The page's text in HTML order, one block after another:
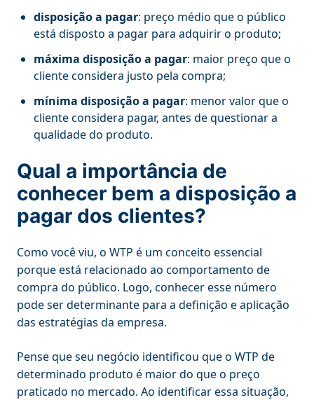
disposição a pagar: preço médio que o público
está disposto a pagar para adquirir o produto;
máxima disposição a pagar: maior preço que o
cliente considera justo pela compra;
mínima disposição a pagar: menor valor que o
cliente considera pagar, antes de questionar a
qualidade do produto.
Qual a importância de
conhecer bem a disposição a
pagar dos clientes?
Como você viu, o WTP é um conceito essencial
porque está relacionado ao comportamento de
compra do público. Logo, conhecer esse número
pode ser determinante para a definição e aplicação
das estratégias da empresa.
Pense que seu negócio identificou que o WTP de
determinado produto é maior do que o preço
praticado no mercado. Ao identificar essa situação,